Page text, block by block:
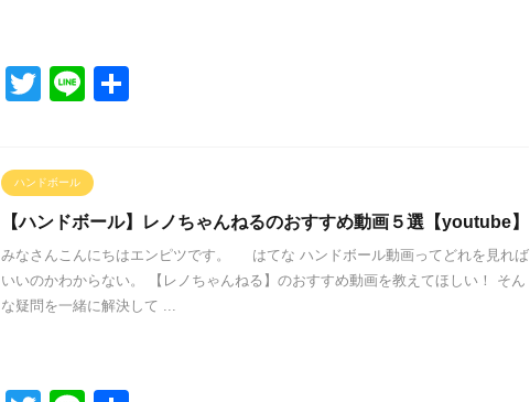
T
er
Li
ハンドボール
【ハンドボール】レノちゃんねるのおすすめ動画５選【youtube】
みなさんこんにちはエンピツです。 はてな ハンドボール動画ってどれを見れば
いいのかわからない。 【レノちゃんねる】のおすすめ動画を教えてほしい！ そん
な疑問を一緒に解決して ...